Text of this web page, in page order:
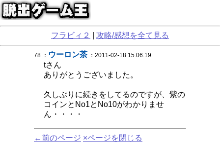
フラビィ２ 攻略/感想を全て見る
78 ： ウーロン茶 ：2011-02-18 15:06:19
tさん
ありがとうございました。
久しぶりに続きをしてるのですが、紫の
コインとNo1とNo10がわかりませ
ん・・・・
←前のページ ×ページを閉じる